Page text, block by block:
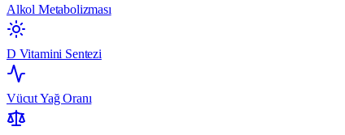
Alkol Metabolizması
D Vitamini Sentezi
Vücut Yağ Oranı